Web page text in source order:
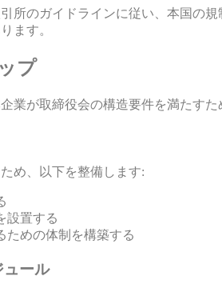
所のガイドラインに従い、本国の
ます。
プ
業が取締役会の構造要件を満たすた
め、以下を整備します:
設置する
ための体制を構築する
ュール